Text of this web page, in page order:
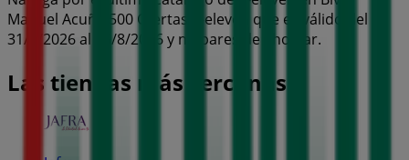
Manuel Acuña 500 Ofertas 7-eleven que es válido del
31/7/2026 al 26/8/2026 y no pares de ahorrar.
Las tiendas más cercanas